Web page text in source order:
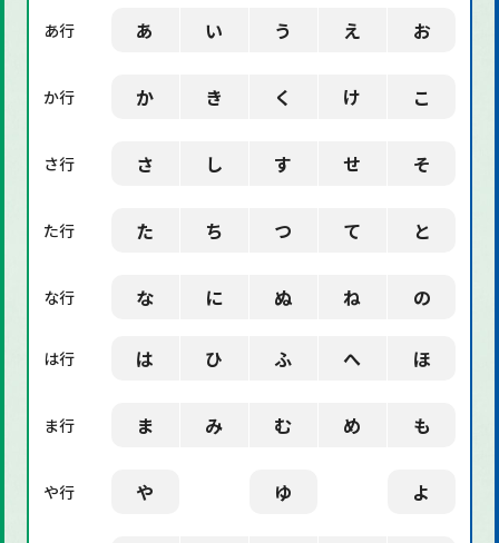
「業界用語」に関する用語
あ行 あ い う え お
か行 か き く け こ
さ行 さ し す せ そ
た行 た ち つ て と
な行 な に ぬ ね の
は行 は ひ ふ へ ほ
ま行 ま み む め も
や行 や ゆ よ